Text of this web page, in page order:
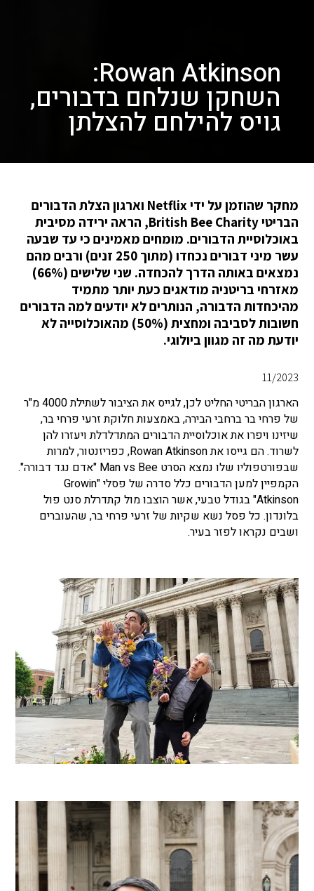
Rowan Atkinson:
השחקן שנלחם בדבורים,
גויס להילחם להצלתן
מחקר שהוזמן על ידי Netflix וארגון הצלת הדבורים
הבריטי British Bee Charity, הראה ירידה מסיבית
באוכלוסיית הדבורים. מומחים מאמינים כי עד שבעה
עשר מיני דבורים נכחדו (מתוך 250 זנים) ורבים מהם
נמצאים באותה הדרך להכחדה. שני שלישים (66%)
מאזרחי בריטניה מודאגים כעת יותר מתמיד
מהיכחדות הדבורה, הנותרים לא יודעים למה הדבורים
חשובות לסביבה ומחצית (50%) מהאוכלוסייה לא
יודעת מה זה מגוון ביולוגי.
11/2023
הארגון הבריטי החליט לכן, לגייס את הציבור לשתילת 4000 מ"ר
של פרחי בר ברחבי הבירה, באמצעות חלוקת זרעי פרחי בר,
שיזינו ויפרו את אוכלוסיית הדבורים המתדלדלת ויעזרו להן
לשרוד. הם גייסו את Rowan Atkinson, כפריזנטור, למרות
שבפורטפוליו שלו נמצא הסרט Man vs Bee "אדם נגד דבורה".
הקמפיין למען הדבורים כלל סדרה של פסלי "Growin
Atkinson" בגודל טבעי, אשר הוצבו מול קתדרלת סנט פול
בלונדון. כל פסל נשא שקיות של זרעי פרחי בר, שהעוברים
ושבים נקראו לפזר בעיר.